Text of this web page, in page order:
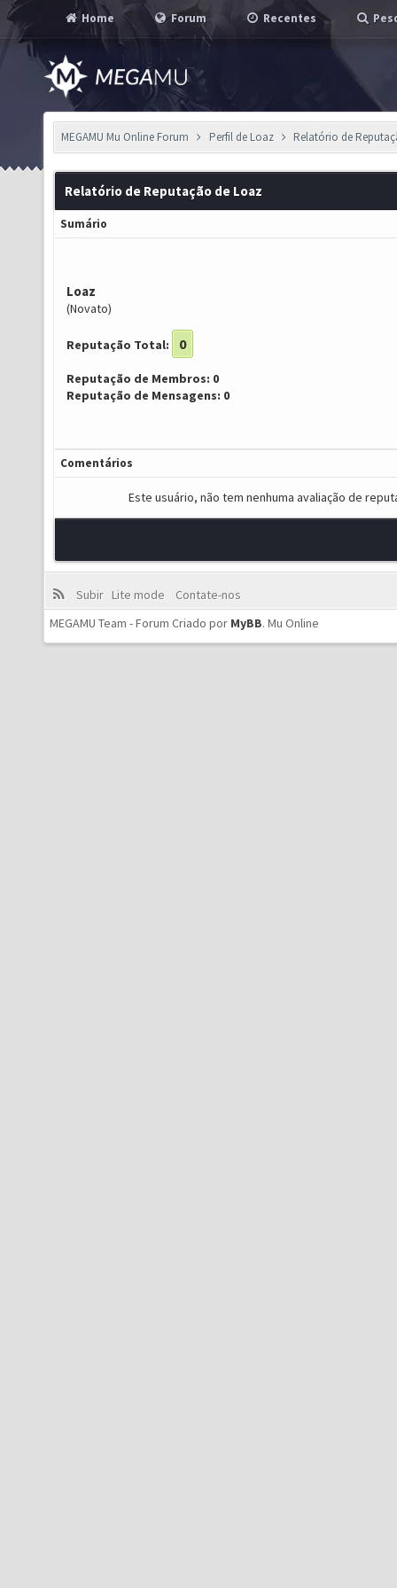
Home Forum Recentes
MEGAMU Mu Online Forum Perfil de Loaz Relatório de
Relatório de Reputação de Loaz
Sumário
Loaz
(Novato)
Reputação Total: 0
Reputação de Membros: 0
Reputação de Mensagens: 0
Comentários
Este usuário, não tem nenhuma avaliação de
Subir Lite mode
Contate-nos
MEGAMU Team - Forum Criado por MyBB. Mu Online